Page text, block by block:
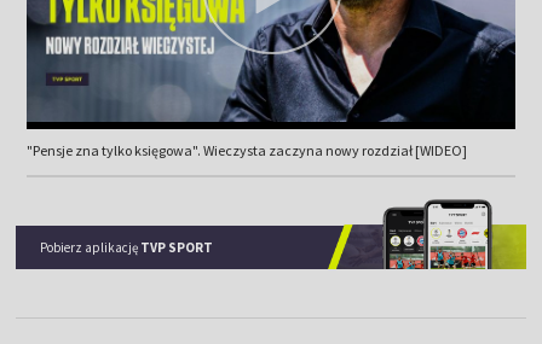
"Pensje zna tylko księgowa". Wieczysta zaczyna nowy rozdział [WIDEO]
Pobierz aplikację TVP SPORT